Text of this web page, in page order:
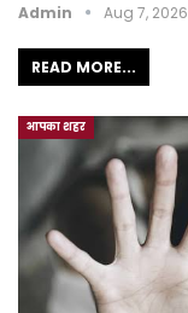
Admin Aug 7, 2026
READ MORE...
आपका शहर